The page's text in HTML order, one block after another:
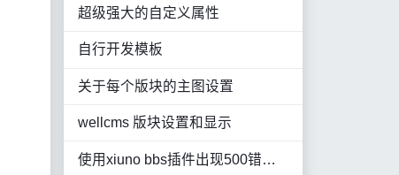
超级强大的自定义属性
自行开发模板
关于每个版块的主图设置
wellcms 版块设置和显示
使用xiuno bbs插件出现500错误或白屏